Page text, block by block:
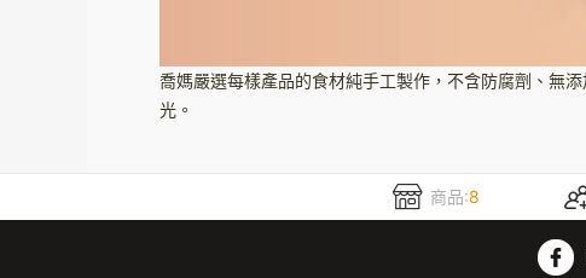
喬媽嚴選每樣產品的食材純手工製作，不含防腐劑、無
光。
商品:8